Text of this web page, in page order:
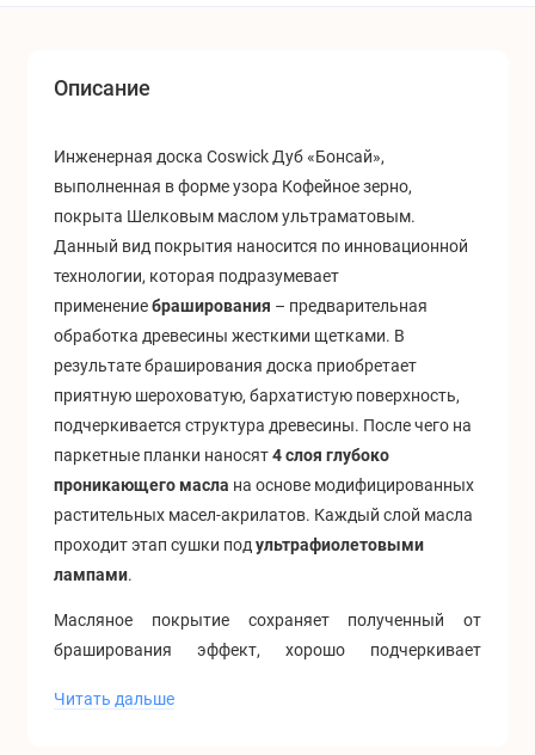
Описание
Инженерная доска Coswick Дуб «Бонсай»,
выполненная в форме узора Кофейное зерно,
покрыта Шелковым маслом ультраматовым.
Данный вид покрытия наносится по инновационной
технологии, которая подразумевает
применениебраширования – предварительная
обработка древесины жесткими щетками. В
результате браширования доска приобретает
приятную шероховатую, бархатистую поверхность,
подчеркивается структура древесины. После чего на
паркетные планки наносят4 слоя глубоко
проникающего масла на основе модифицированных
растительных масел-акрилатов. Каждый слой масла
проходит этап сушки под ультрафиолетовыми
лампами.
Масляное покрытие сохраняет полученный от
браширования эффект, хорошо подчеркивает
поверхность вместе с рельефной полуоткрытой
Читать дальше